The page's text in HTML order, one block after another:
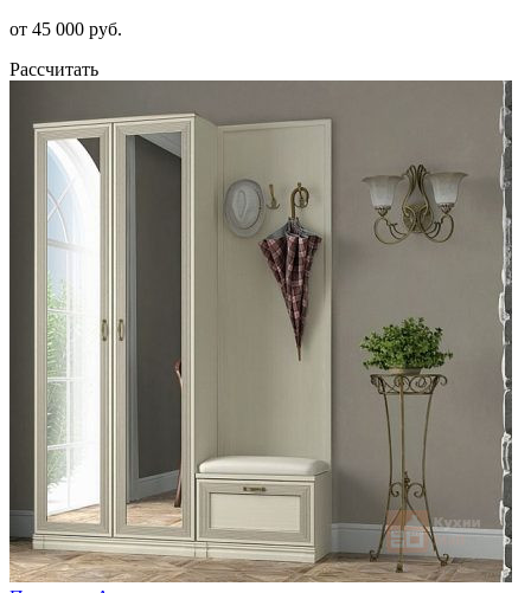
от 45 000 руб.
Рассчитать